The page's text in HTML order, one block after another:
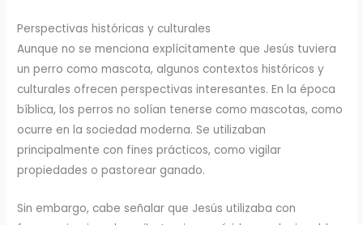
Perspectivas históricas y culturales
Aunque no se menciona explícitamente que Jesús tuviera
un perro como mascota, algunos contextos históricos y
culturales ofrecen perspectivas interesantes. En la época
bíblica, los perros no solían tenerse como mascotas, como
ocurre en la sociedad moderna. Se utilizaban
principalmente con fines prácticos, como vigilar
propiedades o pastorear ganado.
Sin embargo, cabe señalar que Jesús utilizaba con